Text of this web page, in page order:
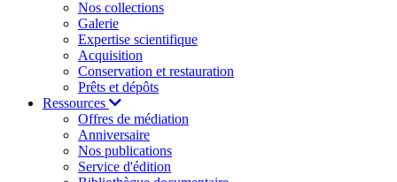
Nos collections
Galerie
Expertise scientifique
Acquisition
Conservation et restauration
Prêts et dépôts
Ressources
Offres de médiation
Anniversaire
Nos publications
Service d'édition